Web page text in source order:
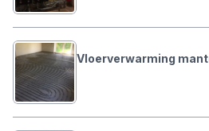
Vloerverwarming